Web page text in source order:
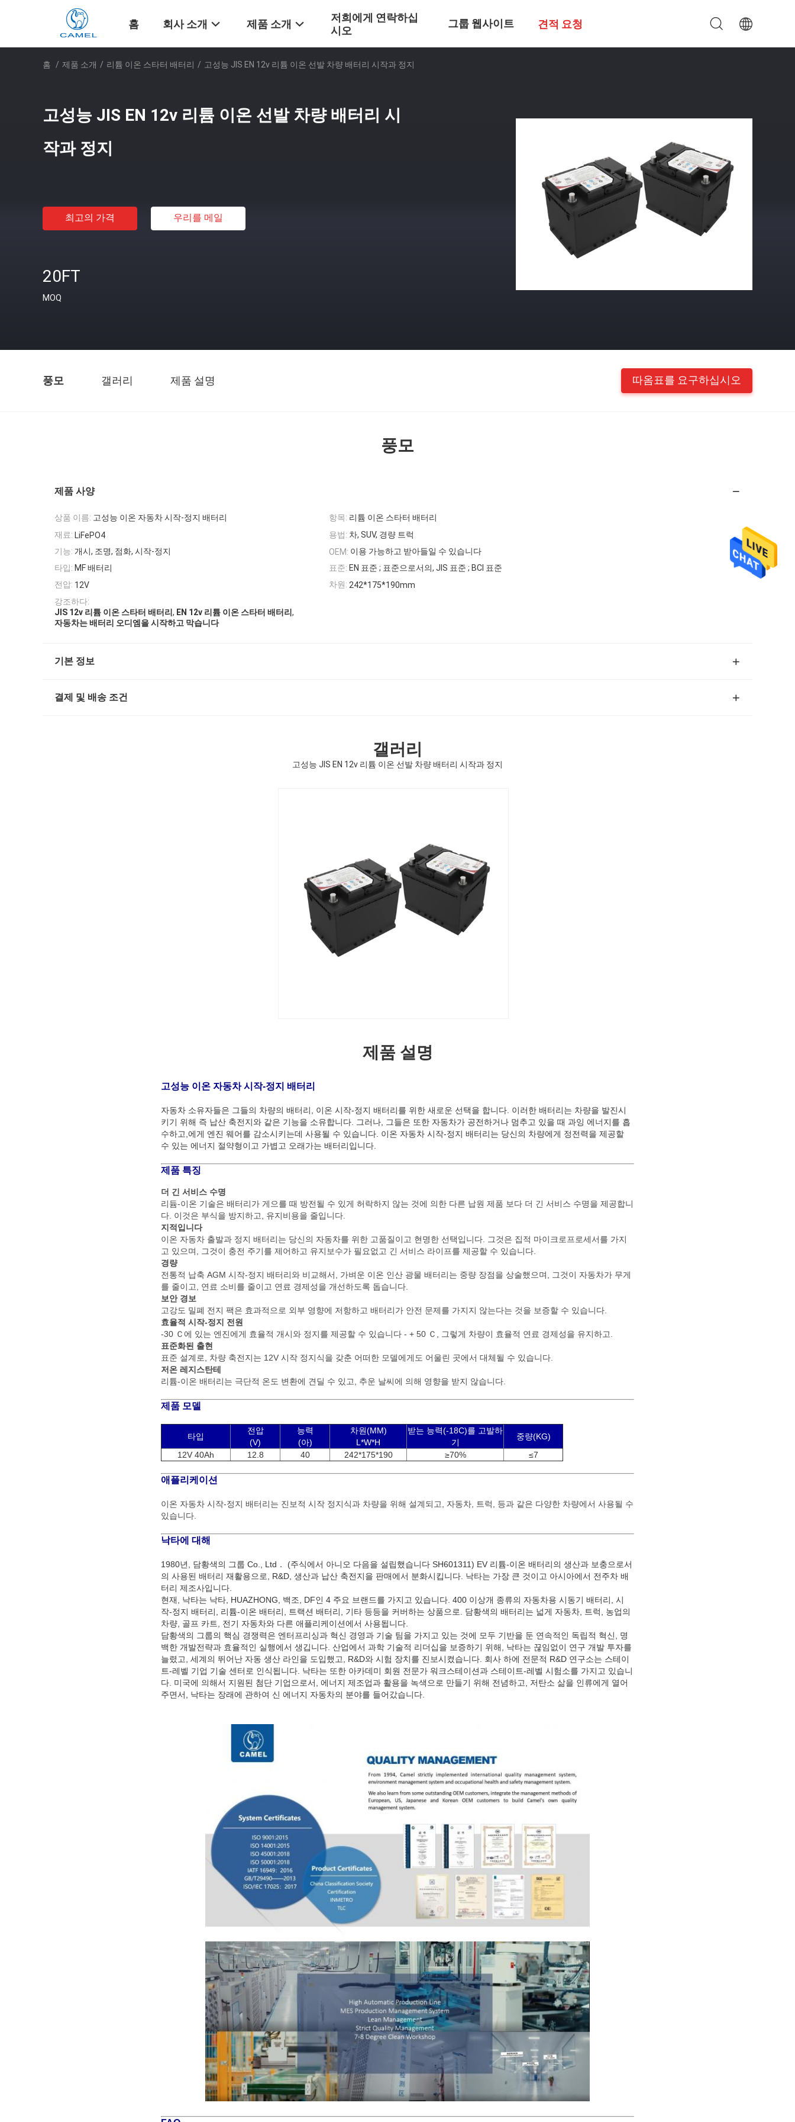
홈 회사 소개 제품 소개
저희에게 연락하십
시오
그룹 웹사이트 견적 요청
홈 / 제품 소개 / 리튬 이온 스타터 배터리 / 고성능 JIS EN 12v 리튬 이온 선발 차량 배터리 시작과 정지
고성능 JIS EN 12v 리튬 이온 선발 차량 배터리 시
작과 정지
최고의 가격 우리를 메일
20FT
MOQ
풍모 갤러리 제품 설명 따옴표를 요구하십시오
풍모
제품 사양
상품 이름: 고성능 이온 자동차 시작-정지 배터리 항목: 리튬 이온 스타터 배터리
재료: LiFePO4 용법: 차, SUV, 경량 트럭
기능: 개시, 조명, 점화, 시작-정지 OEM: 이용 가능하고 받아들일 수 있습니다
타입: MF 배터리 표준: EN 표준 ; 표준으로서의, JIS 표준 ; BCI 표준
전압: 12V 차원: 242*175*190mm
강조하다:
JIS 12v 리튬 이온 스타터 배터리 , EN 12v 리튬 이온 스타터 배터리 ,
자동차는 배터리 오디엠을 시작하고 막습니다
기본 정보
결제 및 배송 조건
갤러리
고성능 JIS EN 12v 리튬 이온 선발 차량 배터리 시작과 정지
제품 설명
고성능 이온 자동차 시작-정지 배터리
자동차 소유자들은 그들의 차량의 배터리, 이온 시작-정지 배터리를 위한 새로운 선택을 합니다. 이러한 배터리는 차량을 발진시
키기 위해 즉 납산 축전지와 같은 기능을 소유합니다. 그러나, 그들은 또한 자동차가 공전하거나 멈추고 있을 때 과잉 에너지를 흡
수하고,에게 엔진 웨어를 감소시키는데 사용될 수 있습니다. 이온 자동차 시작-정지 배터리는 당신의 차량에게 정전력을 제공할
수 있는 에너지 절약형이고 가볍고 오래가는 배터리입니다.
제품 특징
더 긴 서비스 수명
리듐-이온 기술은 배터리가 게으를 때 방전될 수 있게 허락하지 않는 것에 의한 다른 납원 제품 보다 더 긴 서비스 수명을 제공합니
다. 이것은 부식을 방지하고, 유지비용을 줄입니다.
지적입니다
이온 자동차 출발과 정지 배터리는 당신의 자동차를 위한 고품질이고 현명한 선택입니다. 그것은 집적 마이크로프로세서를 가지
고 있으며, 그것이 충전 주기를 제어하고 유지보수가 필요없고 긴 서비스 라이프를 제공할 수 있습니다.
경량
전통적 납축 AGM 시작-정지 배터리와 비교해서, 가벼운 이온 인산 광물 배터리는 중량 장점을 상술했으며, 그것이 자동차가 무게
를 줄이고, 연료 소비를 줄이고 연료 경제성을 개선하도록 돕습니다.
보안 경보
고강도 밀폐 전지 팩은 효과적으로 외부 영향에 저항하고 배터리가 안전 문제를 가지지 않는다는 것을 보증할 수 있습니다.
효율적 시작-정지 전원
-30 Ｃ에 있는 엔진에게 효율적 개시와 정지를 제공할 수 있습니다 - + 50 Ｃ, 그렇게 차량이 효율적 연료 경제성을 유지하고.
표준화된 출현
표준 설계로, 차량 축전지는 12V 시작 정지식을 갖춘 어떠한 모델에게도 어울린 곳에서 대체될 수 있습니다.
저온 레지스탄테
리튬-이온 배터리는 극단적 온도 변환에 견딜 수 있고, 추운 날씨에 의해 영향을 받지 않습니다.
제품 모델
타입
전압
(V)
능력
(아)
차원(MM)
L*W*H
받는 능력(-18C)를 고발하
기
중량(KG)
12V 40Ah
12.8 40 242*175*190 ≥70% ≤7
애플리케이션
이온 자동차 시작-정지 배터리는 진보적 시작 정지식과 차량을 위해 설계되고, 자동차, 트럭, 등과 같은 다양한 차량에서 사용될 수
있습니다.
낙타에 대해
1980년, 담황색의 그룹 Co., Ltd． (주식에서 아니오 다음을 설립했습니다 SH601311) EV 리튬-이온 배터리의 생산과 보충으로서
의 사용된 배터리 재활용으로, R&D, 생산과 납산 축전지을 판매에서 분화시킵니다. 낙타는 가장 큰 것이고 아시아에서 전주차 배
터리 제조사입니다.
현재, 낙타는 낙타, HUAZHONG, 백조, DF인 4 주요 브랜드를 가지고 있습니다. 400 이상개 종류의 자동차용 시동기 배터리, 시
작-정지 배터리, 리튬-이온 배터리, 트랙션 배터리, 기타 등등을 커버하는 상품으로. 담황색의 배터리는 넓게 자동차, 트럭, 농업의
차량, 골프 카트, 전기 자동차와 다른 애플리케이션에서 사용됩니다.
담황색의 그룹의 핵심 경쟁력은 엔터프리싱과 혁신 경영과 기술 팀을 가지고 있는 것에 모두 기반을 둔 연속적인 독립적 혁신, 명
백한 개발전략과 효율적인 실행에서 생깁니다. 산업에서 과학 기술적 리더십을 보증하기 위해, 낙타는 끊임없이 연구 개발 투자를
늘렸고, 세계의 뛰어난 자동 생산 라인을 도입했고, R&D와 시험 장치를 진보시켰습니다. 회사 하에 전문적 R&D 연구소는 스테이
트-레벨 기업 기술 센터로 인식됩니다. 낙타는 또한 아카데미 회원 전문가 워크스테이션과 스테이트-레벨 시험소를 가지고 있습니
다. 미국에 의해서 지원된 첨단 기업으로서, 에너지 제조업과 활용을 녹색으로 만들기 위해 전념하고, 저탄소 삶을 인류에게 열어
주면서, 낙타는 장래에 관하여 신 에너지 자동차의 분야를 들어갔습니다.